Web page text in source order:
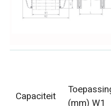
Capaciteit
(mm) W1